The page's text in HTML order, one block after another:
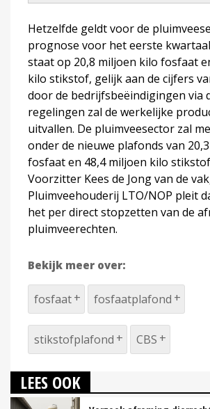
Hetzelfde geldt voor de
prognose voor het eerste
staat op 20,8 miljoen kilo fosfaat
kilo stikstof, gelijk aan de cijfers
door de bedrijfsbeëindigingen via
regelingen zal de werkelijke
uitvallen. De pluimveesector zal
onder de nieuwe plafonds van
fosfaat en 48,4 miljoen kilo
Voorzitter Kees de Jong van de
Pluimveehouderij LTO/NOP pleit
het per direct stopzetten van de
pluimveerechten.
Bekijk meer over:
fosfaat fosfaatplafond
stikstofplafond CBS
LEES OOK